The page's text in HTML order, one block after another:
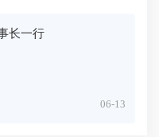
长一行
06-13